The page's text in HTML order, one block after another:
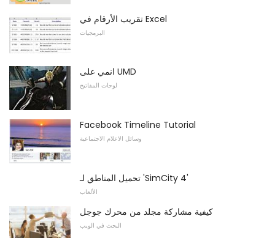
تقريب الأرقام في Excel
البرمجيات
انمي على UMD
لوحات المفاتيح
Facebook Timeline Tutorial
وسائل الاعلام الاجتماعية
تحميل المناطق لـ 'SimCity 4'
الألعاب
كيفية مشاركة مجلد من محرك جوجل
البحث في الويب